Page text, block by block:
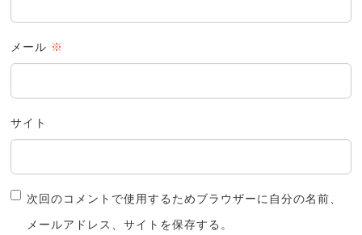
メール ※
サイト
次回のコメントで使用するためブラウザーに自分の名前、
メールアドレス、サイトを保存する。